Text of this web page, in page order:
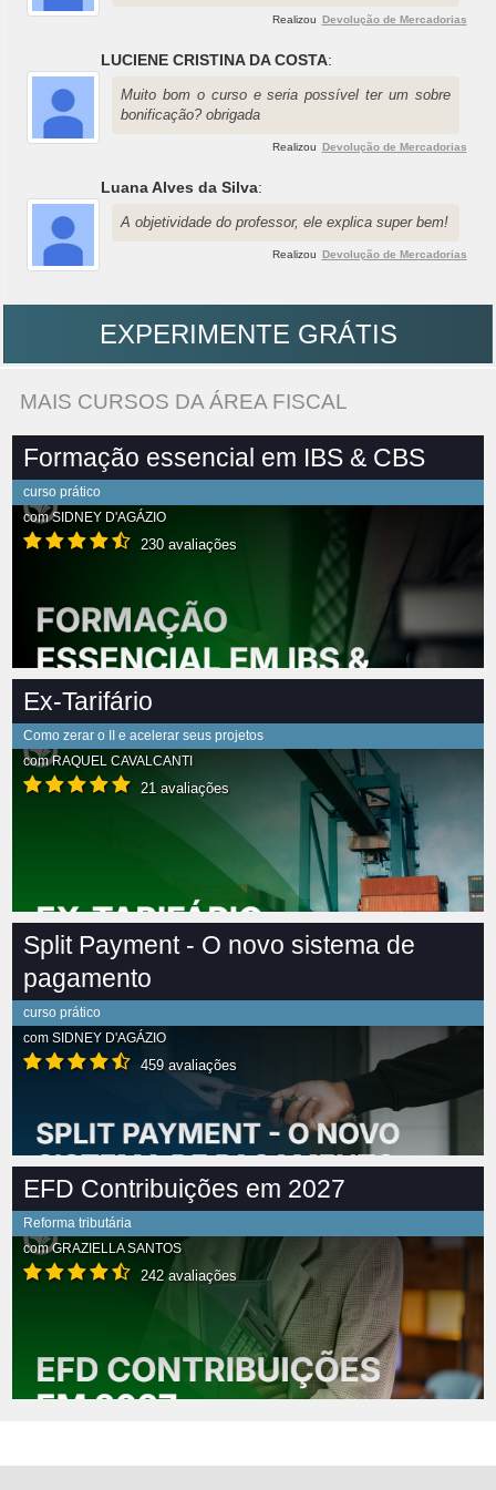
Realizou Devolução de Mercadorias
LUCIENE CRISTINA DA COSTA:
Muito bom o curso e seria possível ter um sobre
bonificação? obrigada
Realizou Devolução de Mercadorias
Luana Alves da Silva:
A objetividade do professor, ele explica super bem!
Realizou Devolução de Mercadorias
EXPERIMENTE GRÁTIS
MAIS CURSOS DA ÁREA FISCAL
Formação essencial em IBS & CBS
curso prático
comSIDNEY D'AGÁZIO
230 avaliações
Ex-Tarifário
Como zerar o II e acelerar seus projetos
comRAQUEL CAVALCANTI
21 avaliações
Split Payment - O novo sistema de
pagamento
curso prático
com SIDNEY D'AGÁZIO
459 avaliações
EFD Contribuições em 2027
Reforma tributária
comGRAZIELLA SANTOS
242 avaliações